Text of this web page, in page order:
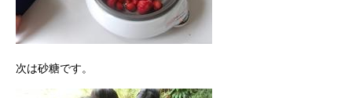
次は砂糖です。